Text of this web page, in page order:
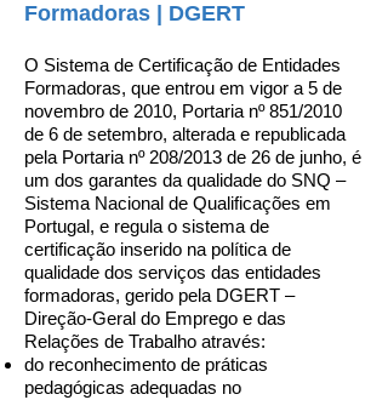
Formadoras | DGERT
O Sistema de Certificação de Entidades
Formadoras, que entrou em vigor a 5 de
novembro de 2010, Portaria nº 851/2010
de 6 de setembro, alterada e republicada
pela Portaria nº 208/2013 de 26 de junho, é
um dos garantes da qualidade do SNQ –
Sistema Nacional de Qualificações em
Portugal, e regula o sistema de
certificação inserido na política de
qualidade dos serviços das entidades
formadoras, gerido pela DGERT –
Direção-Geral do Emprego e das
Relações de Trabalho através:
do reconhecimento de práticas
pedagógicas adequadas no